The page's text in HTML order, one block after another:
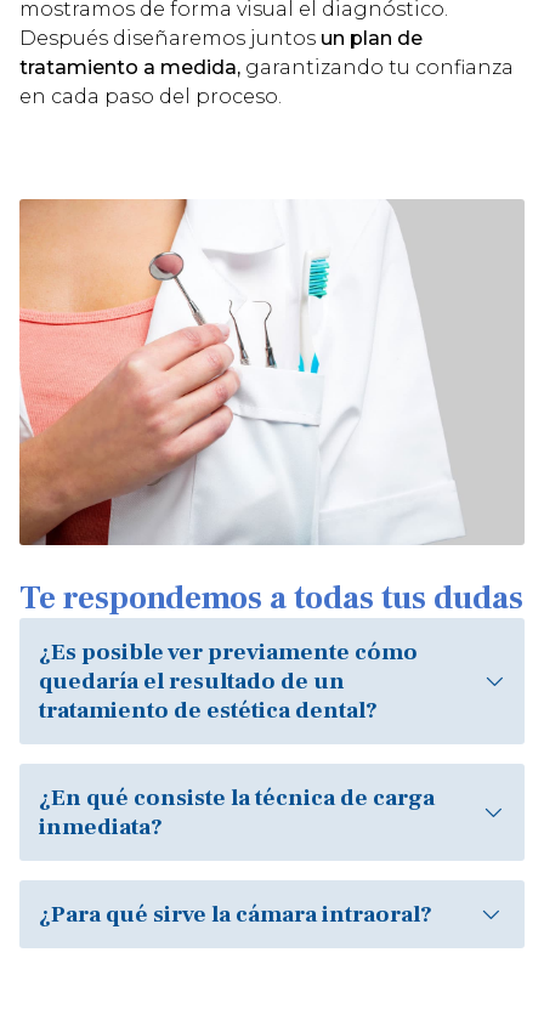
mostramos de forma visual el diagnóstico.
Después diseñaremos juntos un plan de
tratamiento a medida, garantizando tu confianza
en cada paso del proceso.
Te respondemos a todas tus dudas
¿Es posible ver previamente cómo
quedaría el resultado de un
tratamiento de estética dental?
¿En qué consiste la técnica de carga
inmediata?
¿Para qué sirve la cámara intraoral?